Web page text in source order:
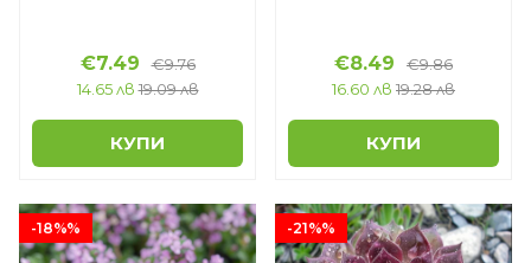
€7.49
€9.76
14.65 лв 19.09 лв
КУПИ
€8.49
€9.86
16.60 лв 19.28 лв
КУПИ
-18%% -21%%